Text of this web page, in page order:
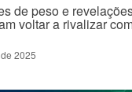
de peso e
voltar a rivalizar
2025